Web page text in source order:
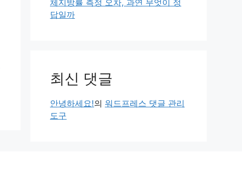
체지방률 측정 오차, 과연 무엇이 정
답일까
최신 댓글
안녕하세요!의 워드프레스 댓글 관리
도구